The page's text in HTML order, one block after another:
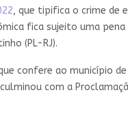
, que tipifica o crime de
fica sujeito uma
(PL-RJ).
confere ao município
com a